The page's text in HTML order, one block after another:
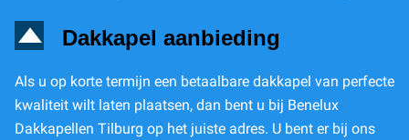
D Dakkapel aanbieding
Als u op korte termijn een betaalbare dakkapel van perfecte
kwaliteit wilt laten plaatsen, dan bent u bij Benelux
Dakkapellen Tilburg op het juiste adres. U bent er bij ons